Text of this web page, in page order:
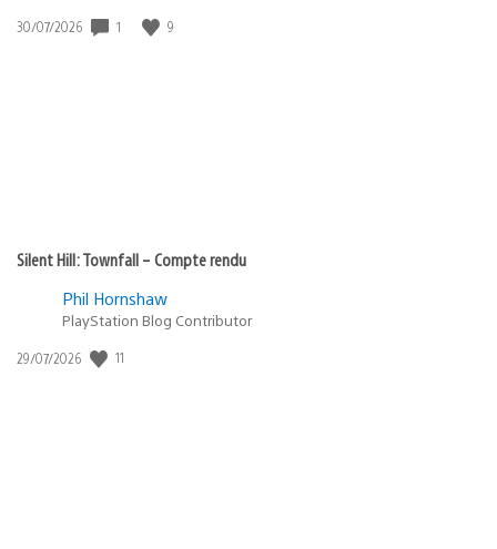
Date
30/07/2026 1 9
Silent Hill: Townfall – Compte rendu
Phil Hornshaw
PlayStation Blog Contributor
Date
29/07/2026 11